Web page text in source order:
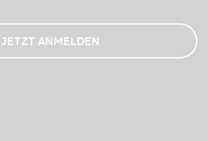
JETZT ANMELDEN